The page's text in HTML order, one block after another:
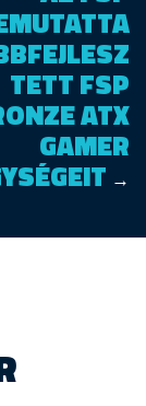
TETT FSP
ATX
GAMER
→